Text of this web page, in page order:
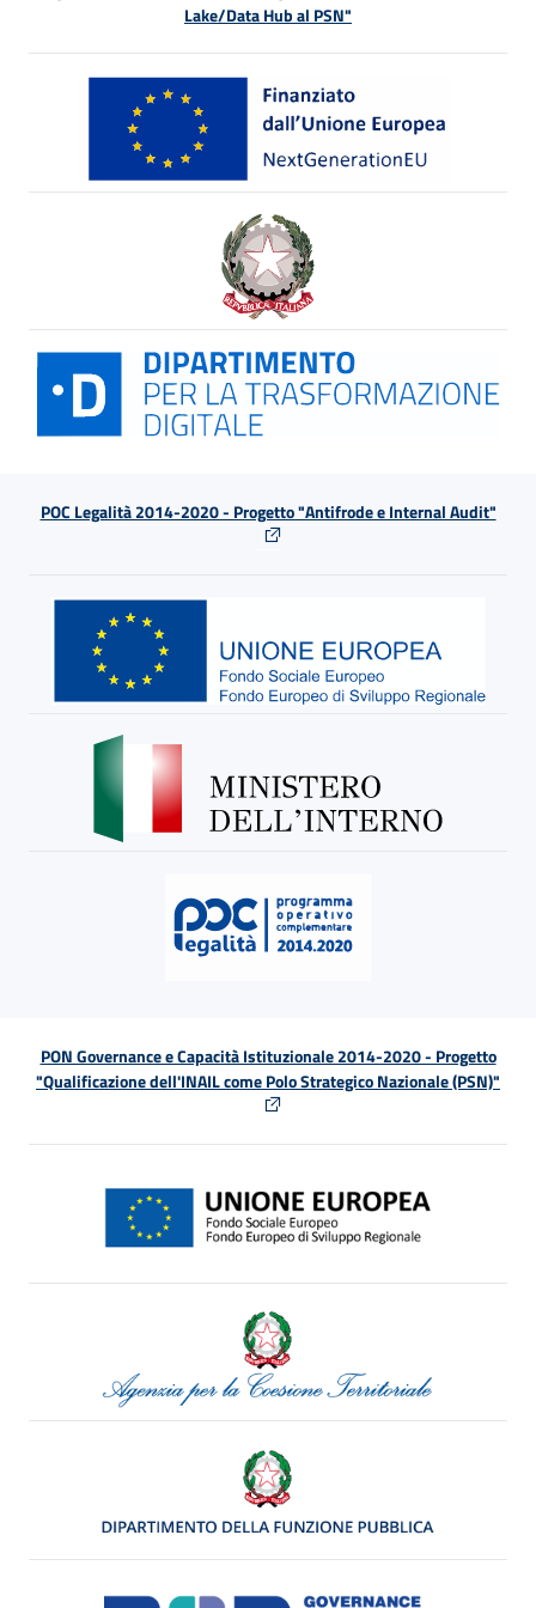
Lake/Data Hub al PSN"
POC Legalità 2014-2020 - Progetto "Antifrode e Internal Audit"
PON Governance e Capacità Istituzionale 2014-2020 - Progetto
"Qualificazione dell'INAIL come Polo Strategico Nazionale (PSN)"